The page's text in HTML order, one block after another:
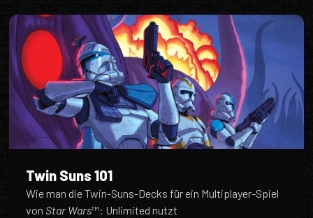
Twin Suns 101
Wie man die Twin-Suns-Decks für ein Multiplayer-Spiel
vonStar Wars™: Unlimited nutzt